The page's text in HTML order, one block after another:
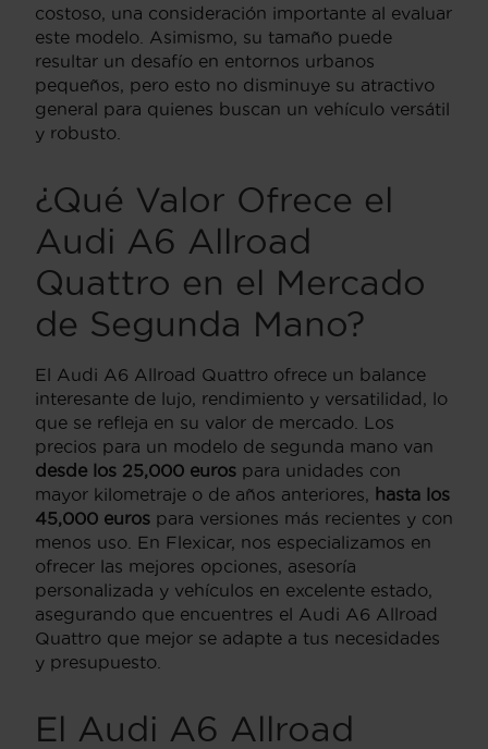
costoso, una consideración importante al evaluar
este modelo. Asimismo, su tamaño puede
resultar un desafío en entornos urbanos
pequeños, pero esto no disminuye su atractivo
general para quienes buscan un vehículo versátil
y robusto.
¿Qué Valor Ofrece el
Audi A6 Allroad
Quattro en el Mercado
de Segunda Mano?
El Audi A6 Allroad Quattro ofrece un balance
interesante de lujo, rendimiento y versatilidad, lo
que se refleja en su valor de mercado. Los
precios para un modelo de segunda mano van
desde los 25,000 euros para unidades con
mayor kilometraje o de años anteriores,
hasta los
45,000 euros para versiones más recientes y con
menos uso. En Flexicar, nos especializamos en
ofrecer las mejores opciones, asesoría
personalizada y vehículos en excelente estado,
asegurando que encuentres el Audi A6 Allroad
Quattro que mejor se adapte a tus necesidades
y presupuesto.
El Audi A6 Allroad